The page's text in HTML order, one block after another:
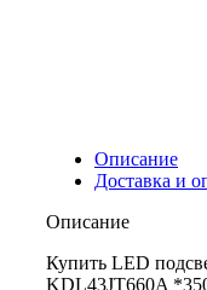
Описание
Доставка и
Описание
Купить LED
KDL43JT660A